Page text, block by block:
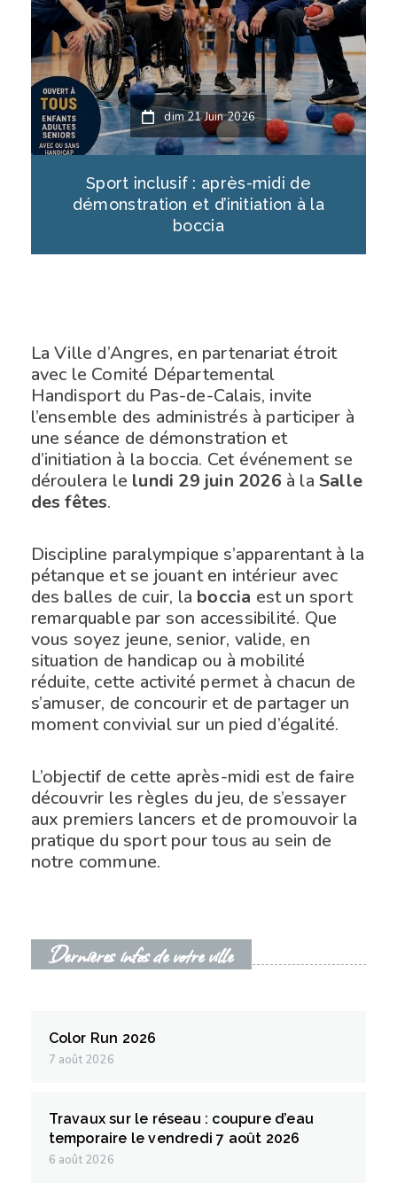
dim 21 Juin 2026
Sport inclusif : après-midi de
démonstration et d’initiation à la
boccia
La Ville d’Angres, en partenariat étroit
avec le Comité Départemental
Handisport du Pas-de-Calais, invite
l’ensemble des administrés à participer à
une séance de démonstration et
d’initiation à la boccia. Cet événement se
déroulera le lundi 29 juin 2026 à laSalle
des fêtes.
Discipline paralympique s’apparentant à la
pétanque et se jouant en intérieur avec
des balles de cuir, la boccia est un sport
remarquable par son accessibilité. Que
vous soyez jeune, senior, valide, en
situation de handicap ou à mobilité
réduite, cette activité permet à chacun de
s’amuser, de concourir et de partager un
moment convivial sur un pied d’égalité.
L’objectif de cette après-midi est de faire
découvrir les règles du jeu, de s’essayer
aux premiers lancers et de promouvoir la
pratique du sport pour tous au sein de
notre commune.
Dernières infos de votre ville
Color Run 2026
7 août 2026
Travaux sur le réseau : coupure d’eau
temporaire le vendredi 7 août 2026
6 août 2026